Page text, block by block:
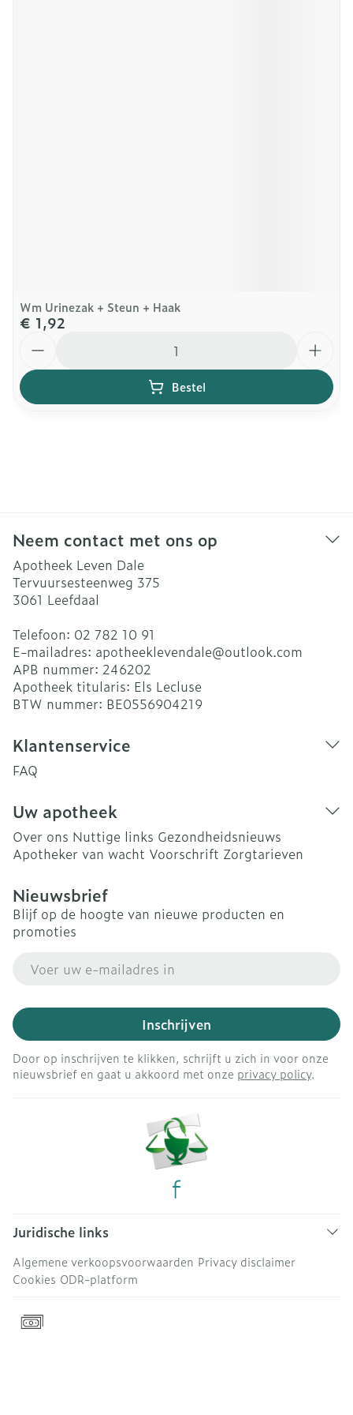
Wm Urinezak + Steun + Haak
€ 1,92
Bestel
Neem contact met ons op
Apotheek Leven Dale
Tervuursesteenweg 375
3061 Leefdaal
Telefoon: 02 782 10 91
E-mailadres: apotheeklevendale@outlook.com
APB nummer: 246202
Apotheek titularis: Els Lecluse
BTW nummer: BE0556904219
Klantenservice
FAQ
Uw apotheek
Over ons Nuttige links Gezondheidsnieuws
Apotheker van wacht Voorschrift Zorgtarieven
Nieuwsbrief
Blijf op de hoogte van nieuwe producten en
promoties
Inschrijven
Door op inschrijven te klikken, schrijft u zich in voor onze
nieuwsbrief en gaat u akkoord met onze privacy policy.
Juridische links
Algemene verkoopsvoorwaarden Privacy disclaimer
Cookies ODR-platform